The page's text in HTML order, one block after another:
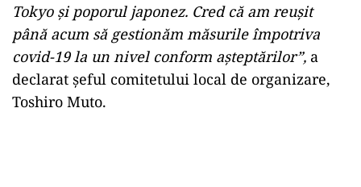
Tokyo şi poporul japonez. Cred că am reuşit
până acum să gestionăm măsurile împotriva
covid-19 la un nivel conform aşteptărilor”, a
declarat şeful comitetului local de organizare,
Toshiro Muto.